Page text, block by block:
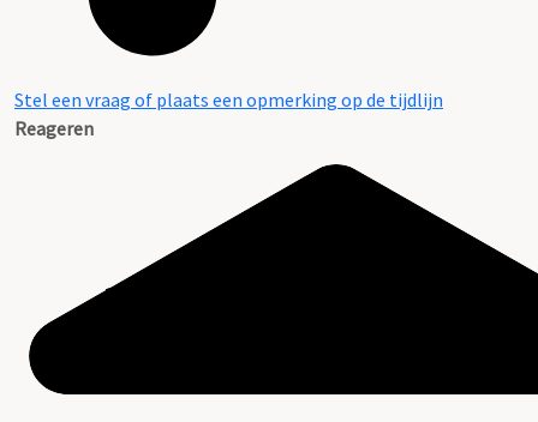
Stel een vraag of plaats een opmerking op de tijdlijn
Reageren